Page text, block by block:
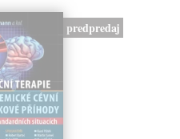
predpredaj